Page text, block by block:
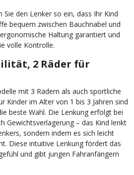
Sie den Lenker so ein, dass Ihr Kind
bequem zwischen Bauchnabel und
Haltung garantiert und
volle Kontrolle.
2 Räder für
mit 3 Rädern als auch sportliche
Kinder im Alter von 1 bis 3 Jahren sind
beste Wahl. Die Lenkung erfolgt bei
Gewichtsverlagerung – das Kind lenkt
sondern indem es sich leicht
Diese intuitive Lenkung fördert das
und gibt jungen Fahranfängern